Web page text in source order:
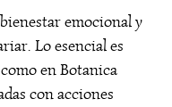
emocional y
Lo esencial es
en Botanica
con acciones